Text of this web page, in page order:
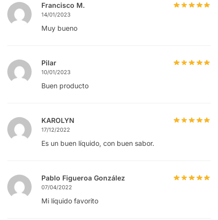
Francisco M.
14/01/2023
Muy bueno
Pilar
10/01/2023
Buen producto
KAROLYN
17/12/2022
Es un buen líquido, con buen sabor.
Pablo Figueroa González
07/04/2022
Mi líquido favorito